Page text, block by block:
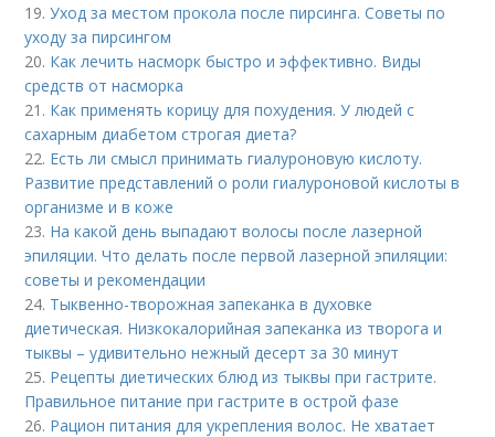
19.Уход за местом прокола после пирсинга. Советы по
уходу за пирсингом
20. Как лечить насморк быстро и эффективно. Виды
средств от насморка
21. Как применять корицу для похудения. У людей с
сахарным диабетом строгая диета?
22. Есть ли смысл принимать гиалуроновую кислоту.
Развитие представлений о роли гиалуроновой кислоты в
организме и в коже
23. На какой день выпадают волосы после лазерной
эпиляции. Что делать после первой лазерной эпиляции:
советы и рекомендации
24. Тыквенно-творожная запеканка в духовке
диетическая. Низкокалорийная запеканка из творога и
тыквы – удивительно нежный десерт за 30 минут
25. Рецепты диетических блюд из тыквы при гастрите.
Правильное питание при гастрите в острой фазе
26. Рацион питания для укрепления волос. Не хватает